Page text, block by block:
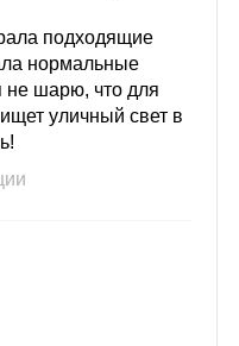
подходящие
нормальные
не шарю, что для
уличный свет в